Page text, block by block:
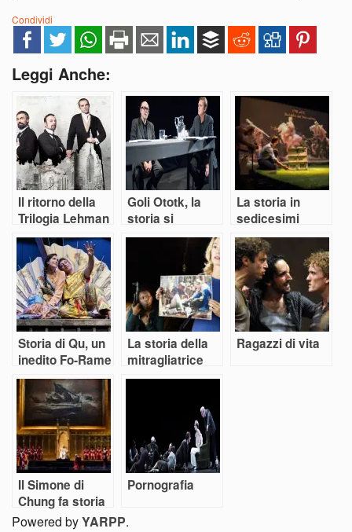
Condividi
Leggi Anche:
Il ritorno della
Trilogia Lehman
Goli Ototk, la
storia si
apprende a
La storia in
sedicesimi
Storia di Qu, un
inedito Fo-Rame
La storia della
mitragliatrice
Ragazzi di vita
Il Simone di
Chung fa storia
alla Scala
Pornografia
Powered byYARPP.